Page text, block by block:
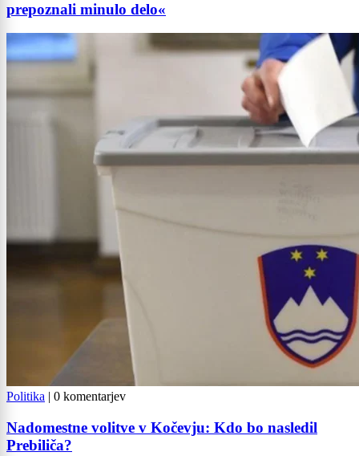
prepoznali minulo delo«
Politika | 0 komentarjev
Nadomestne volitve v Kočevju: Kdo bo nasledil
Prebiliča?